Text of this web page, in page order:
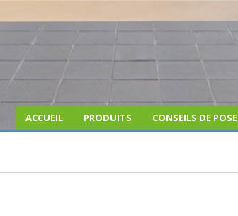
ACCUEIL PRODUITS CONSEILS DE POSE